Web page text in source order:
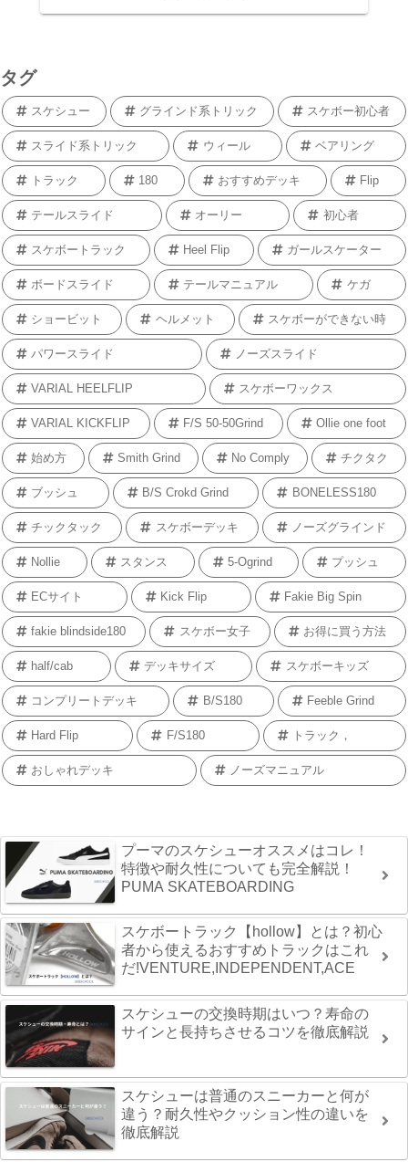
タグ
スケシュー グラインド系トリック スケボー初心者
スライド系トリック ウィール ベアリング
トラック 180 おすすめデッキ Flip
テールスライド オーリー 初心者
スケボートラック Heel Flip ガールスケーター
ボードスライド テールマニュアル ケガ
ショービット ヘルメット スケボーができない時
パワースライド ノーズスライド
VARIAL HEELFLIP スケボーワックス
VARIAL KICKFLIP F/S 50-50Grind Ollie one foot
始め方 Smith Grind No Comply チクタク
ブッシュ B/S Crokd Grind BONELESS180
チックタック スケボーデッキ ノーズグラインド
Nollie スタンス 5-Ogrind プッシュ
ECサイト Kick Flip Fakie Big Spin
fakie blindside180 スケボー女子 お得に買う方法
half/cab デッキサイズ スケボーキッズ
コンプリートデッキ B/S180 Feeble Grind
Hard Flip F/S180 トラック，
おしゃれデッキ ノーズマニュアル
プーマのスケシューオススメはコレ！
特徴や耐久性についても完全解説！
PUMA SKATEBOARDING
スケボートラック【hollow】とは？初心
者から使えるおすすめトラックはこれ
だ!VENTURE,INDEPENDENT,ACE
スケシューの交換時期はいつ？寿命の
サインと長持ちさせるコツを徹底解説
スケシューは普通のスニーカーと何が
違う？耐久性やクッション性の違いを
徹底解説